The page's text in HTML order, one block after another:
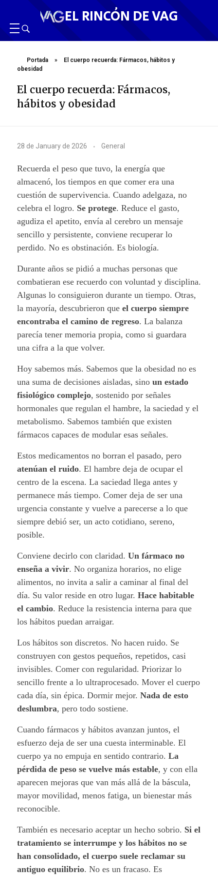
EL RINCÓN DE VAG
Portada »
El cuerpo recuerda: Fármacos, hábitos y
obesidad
El cuerpo recuerda: Fármacos,
hábitos y obesidad
E
l
c
u
e
r
p
o
r
e
c
u
e
r
d
a
:
F
á
r
m
a
c
o
,
h
á
b
i
t
o
s
y
o
b
28 de January de 2026 General
Recuerda el peso que tuvo, la energía que
almacenó, los tiempos en que comer era una
cuestión de supervivencia. Cuando adelgaza, no
celebra el logro. Se protege. Reduce el gasto,
agudiza el apetito, envía al cerebro un mensaje
sencillo y persistente, conviene recuperar lo
perdido. No es obstinación. Es biología.
Durante años se pidió a muchas personas que
combatieran ese recuerdo con voluntad y disciplina.
Algunas lo consiguieron durante un tiempo. Otras,
la mayoría, descubrieron que el cuerpo siempre
encontraba el camino de regreso. La balanza
parecía tener memoria propia, como si guardara
una cifra a la que volver.
Hoy sabemos más. Sabemos que la obesidad no es
una suma de decisiones aisladas, sino un estado
fisiológico complejo, sostenido por señales
hormonales que regulan el hambre, la saciedad y el
metabolismo. Sabemos también que existen
fármacos capaces de modular esas señales.
Estos medicamentos no borran el pasado, pero
atenúan el ruido. El hambre deja de ocupar el
centro de la escena. La saciedad llega antes y
permanece más tiempo. Comer deja de ser una
urgencia constante y vuelve a parecerse a lo que
siempre debió ser, un acto cotidiano, sereno,
posible.
Conviene decirlo con claridad. Un fármaco no
enseña a vivir. No organiza horarios, no elige
alimentos, no invita a salir a caminar al final del
día. Su valor reside en otro lugar. Hace habitable
el cambio. Reduce la resistencia interna para que
los hábitos puedan arraigar.
Los hábitos son discretos. No hacen ruido. Se
construyen con gestos pequeños, repetidos, casi
invisibles. Comer con regularidad. Priorizar lo
sencillo frente a lo ultraprocesado. Mover el cuerpo
cada día, sin épica. Dormir mejor. Nada de esto
deslumbra, pero todo sostiene.
Cuando fármacos y hábitos avanzan juntos, el
esfuerzo deja de ser una cuesta interminable. El
cuerpo ya no empuja en sentido contrario. La
pérdida de peso se vuelve más estable, y con ella
aparecen mejoras que van más allá de la báscula,
mayor movilidad, menos fatiga, un bienestar más
reconocible.
También es necesario aceptar un hecho sobrio. Si el
tratamiento se interrumpe y los hábitos no se
han consolidado, el cuerpo suele reclamar su
antiguo equilibrio. No es un fracaso. Es